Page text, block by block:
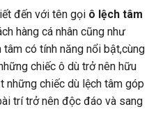
đến với tên gọi ô lệch tâm
hàng cá nhân cũng như
tâm có tính năng nổi bật,cùng
chiếc ô dù trở nên hữu
chiếc dù lệch tâm góp
trí trở nên độc đáo và sang